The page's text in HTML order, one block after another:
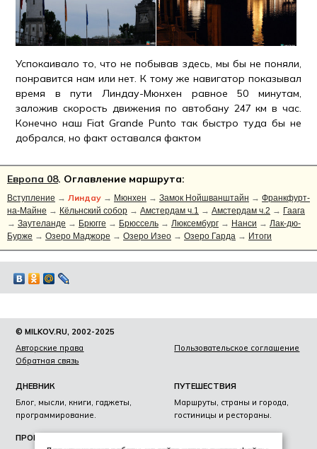
Успокаивало то, что не побывав здесь, мы бы не поняли,
понравится нам или нет. К тому же навигатор показывал
время в пути Линдау-Мюнхен равное 50 минутам,
заложив скорость движения по автобану 247 км в час.
Конечно наш Fiat Grande Punto так быстро туда бы не
добрался, но факт оставался фактом
Европа 08. Оглавление маршрута:
Вступление → Линдау → Мюнхен → Замок Нойшванштайн → Франкфурт-
на-Майне → Кёльнский собор → Амстердам ч.1 → Амстердам ч.2 → Гаага
→ Заутеланде → Брюгге → Брюссель → Люксембург → Нанси → Лак-дю-
Бурже → Озеро Маджоре → Озеро Изео → Озеро Гарда → Итоги
© MILKOV.RU, 2002-2025
Авторские права
Пользовательское соглашение
Обратная связь
ДНЕВНИК
Блог, мысли, книги, гаджеты,
программирование.
ПУТЕШЕСТВИЯ
Маршруты, страны и города,
гостиницы и рестораны.
ПРОЕКТЫ